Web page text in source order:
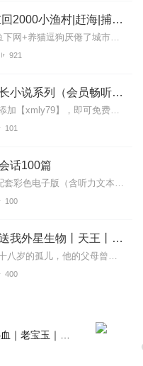
钓鱼佬的重生日常|重回2000小渔村|赶海|捕鱼|发家致富|轻松|年代|养猫逗狗
内容简介年代日常文+钓鱼下网+养猫逗狗厌倦了城市里的内卷，重生回来的秦大河这辈子只想扎根农村好好过日子，顺便靠钓鱼来赚钱。在这个别人还在玩传统钓的时候，他带着弟...
921
女生日记：杨红樱成长小说系列（会员畅听）
官方福利现在起微信搜索添加【xmly79】，即可免费申请加入【喜马拉雅官方内购福利群】。官方运营面对面，同好聚集分享心得好物，热门专辑/会员福利抢先知，月月专...
101
话100篇
30元购买全部100篇音频配套彩色电子版（含听力文本，中文翻译，建议打印之后使用），请联系WX：13465719613，听力编号：XXYYKYHH100
100
疯了吧，生日礼物你送我外星生物丨天王丨都市异能科技
【内容简介】陈潇是一个十八岁的孤儿，他的父母曾经是尖端科研人员，两年前双双死于一场科研事故。而就在这天，陈潇十八岁生日的当天，他接到了一个神秘的电话，对方自称是...
400